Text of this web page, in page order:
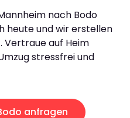
nach Bodo
heute und wir erstellen
Vertraue auf Heim
stressfrei und
anfragen